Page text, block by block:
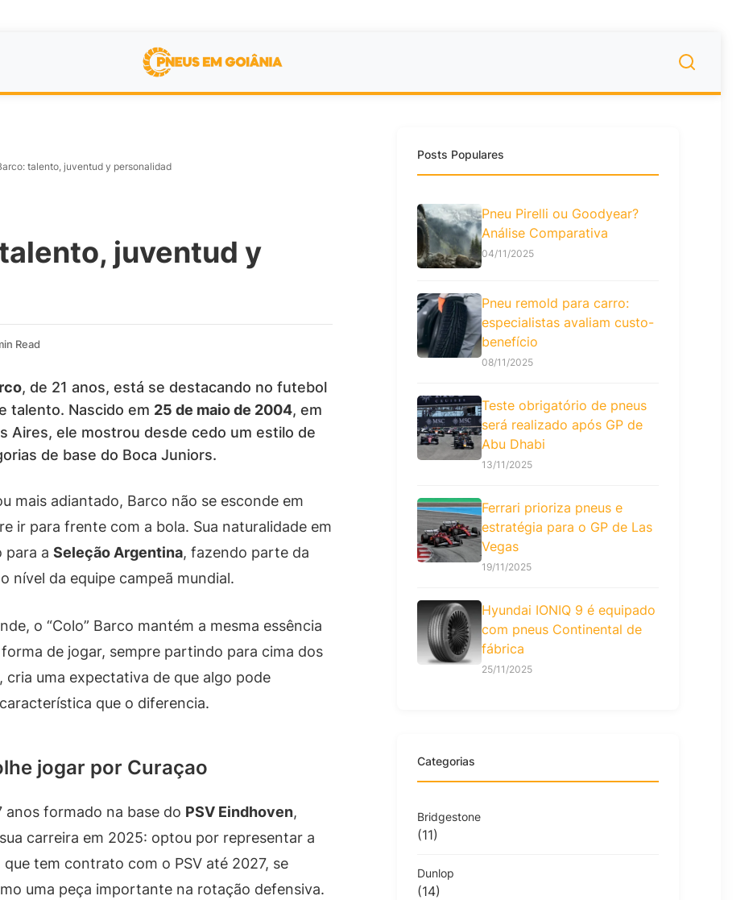
talento, juventud y personalidad
juventud y
Read
, de 21 anos, está se destacando no futebol
talento. Nascido em 25 de maio de 2004, em
Aires, ele mostrou desde cedo um estilo de
de base do Boca Juniors.
mais adiantado, Barco não se esconde em
ir para frente com a bola. Sua naturalidade em
para a Seleção Argentina, fazendo parte da
nível da equipe campeã mundial.
o “Colo” Barco mantém a mesma essência
de jogar, sempre partindo para cima dos
cria uma expectativa de que algo pode
que o diferencia.
jogar por Curaçao
anos formado na base do PSV Eindhoven,
carreira em 2025: optou por representar a
que tem contrato com o PSV até 2027, se
uma peça importante na rotação defensiva.
Posts Populares
Pneu Pirelli ou Goodyear?
Análise Comparativa
04/11/2025
Pneu remold para carro:
especialistas avaliam custo-
benefício
08/11/2025
Teste obrigatório de pneus
será realizado após GP de
Abu Dhabi
13/11/2025
Ferrari prioriza pneus e
estratégia para o GP de Las
Vegas
19/11/2025
Hyundai IONIQ 9 é equipado
com pneus Continental de
fábrica
25/11/2025
Categorias
Bridgestone
(11)
Dunlop
(14)